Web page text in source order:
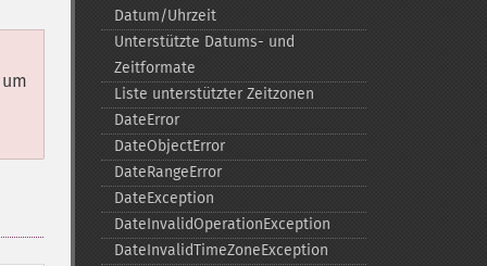
Datum/Uhrzeit
Unterstützte Datums-​ und
Zeitformate
Liste unterstützter Zeitzonen
DateError
DateObjectError
DateRangeError
DateException
DateInvalidOperationException
DateInvalidTimeZoneException